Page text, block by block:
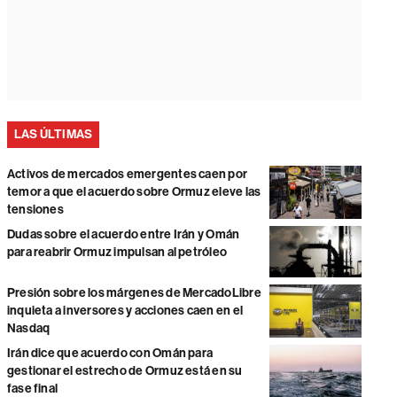
LAS ÚLTIMAS
Activos de mercados emergentes caen por
temor a que el acuerdo sobre Ormuz eleve las
tensiones
Dudas sobre el acuerdo entre Irán y Omán
para reabrir Ormuz impulsan al petróleo
Presión sobre los márgenes de MercadoLibre
inquieta a inversores y acciones caen en el
Nasdaq
Irán dice que acuerdo con Omán para
gestionar el estrecho de Ormuz está en su
fase final